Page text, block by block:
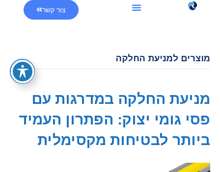
צור קשר
מוצרים למניעת החלקה
מניעת החלקה במדרגות עם
פסי גומי יצוק: הפתרון העמיד
ביותר לבטיחות מקסימלית